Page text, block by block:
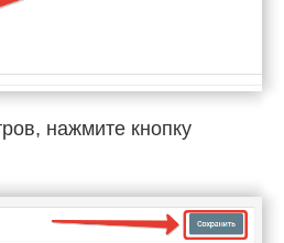
нажмите кнопку